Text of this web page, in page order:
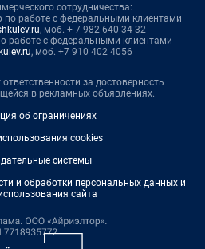
сотрудничества:
работе с федеральными клиентами
, моб. + 7 982 640 34 32
работе с федеральными клиентами
, моб. +7 910 402 4056
за достоверность
в рекламных объявлениях.
об ограничениях
cookies
системы
и обработки персональных данных и
сайта